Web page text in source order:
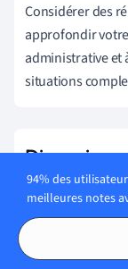
Considérer des
approfondir
administrative et
situations
Discussions
Les discussions
offrent une
perspectives
Organisez une
94% des
meilleures notes